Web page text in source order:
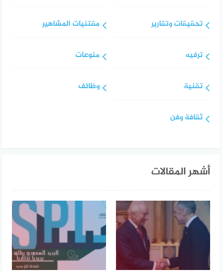
تحقيقات وتقارير
ترفيه
تقنية
ثقافة وفن
مقتنيات المشاهير
منوعات
وظائف
أشهر المقالات